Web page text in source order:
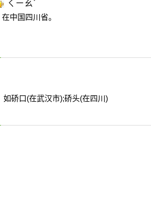
ㄑㄧㄠˊ
中国四川省。
硚口(在武汉市);硚头(在四川)